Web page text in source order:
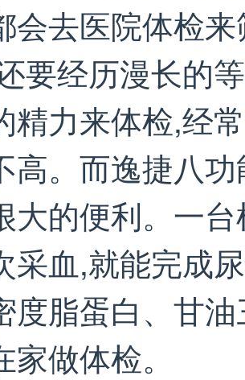
会去医院体检
要经历漫长的
精力来体检,经
高。而逸捷八
大的便利。一
采血,就能完成
度脂蛋白、甘
做体检。